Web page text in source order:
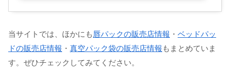
当サイトでは、ほかにも唇パックの販売店情報 ・ ベッドパッ
ドの販売店情報 ・ 真空パック袋の販売店情報 もまとめていま
す。ぜひチェックしてみてください。